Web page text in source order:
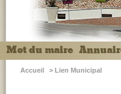
Mot du maire
Accueil > Lien Municipal